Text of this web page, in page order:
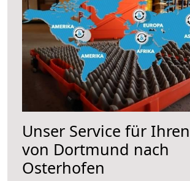
Unser Service für
von Dortmund nach
Osterhofen